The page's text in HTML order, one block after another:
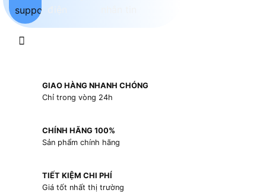
GIAO HÀNG NHANH CHÓNG
Chỉ trong vòng 24h
CHÍNH HÃNG 100%
Sản phẩm chính hãng
TIẾT KIỆM CHI PHÍ
Giá tốt nhất thị trường